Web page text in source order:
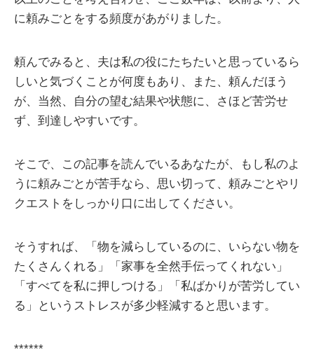
に頼みごとをする頻度があがりました。
頼んでみると、夫は私の役にたちたいと思っているら
しいと気づくことが何度もあり、また、頼んだほう
が、当然、自分の望む結果や状態に、さほど苦労せ
ず、到達しやすいです。
そこで、この記事を読んでいるあなたが、もし私のよ
うに頼みごとが苦手なら、思い切って、頼みごとやリ
クエストをしっかり口に出してください。
そうすれば、「物を減らしているのに、いらない物を
たくさんくれる」「家事を全然手伝ってくれない」
「すべてを私に押しつける」「私ばかりが苦労してい
る」というストレスが多少軽減すると思います。
******